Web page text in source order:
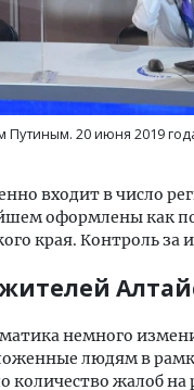
20 июня 2019
входит в число
оформлены как
края. Контроль
немного
людям в
количество жалоб